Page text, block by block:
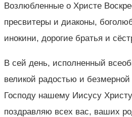
Возлюбленные о Христе
пресвитеры и диаконы,
инокини, дорогие братья и
В сей день, исполненный
великой радостью и безмерной
Господу нашему Иисусу
поздравляю всех вас, ваших